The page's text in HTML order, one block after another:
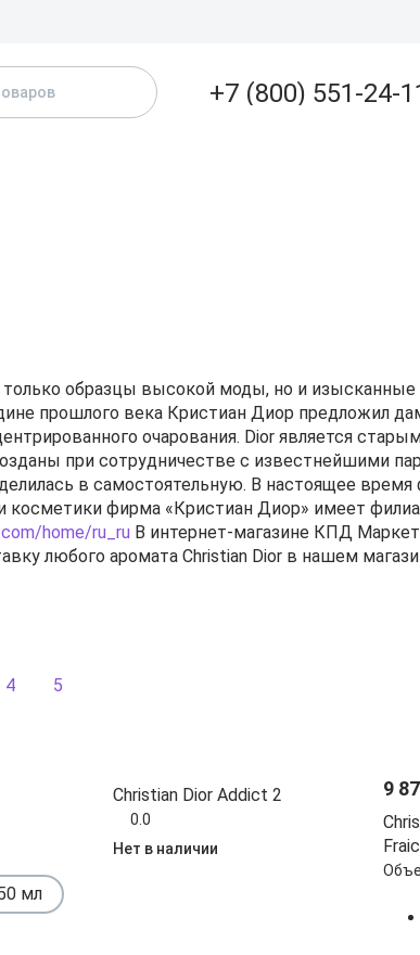
+7 (800) 551-24-
образцы высокой моды, но и
прошлого века Кристиан Диор предложил
очарования. Dior является
при сотрудничестве с известнейшими
в самостоятельную. В настоящее
косметики фирма «Кристиан Диор» имеет
home/ru_ru В интернет-магазине КПД
любого аромата Christian Dior в нашем
4 5
мл
Christian Dior Addict 2
0.0
Нет в наличии
9